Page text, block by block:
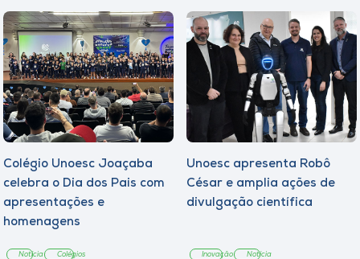
Colégio Unoesc Joaçaba
celebra o Dia dos Pais com
apresentações e
homenagens
Notícia Colégios
Unoesc apresenta Robô
César e amplia ações de
divulgação científica
Inovação Notícia